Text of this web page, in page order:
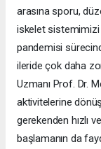
arasına sporu,
iskelet sistemimizi
pandemisi
ileride çok daha
Uzmanı Prof. Dr.
aktivitelerine
gerekenden hızlı
başlamanın da